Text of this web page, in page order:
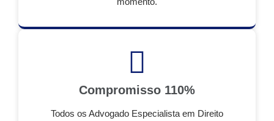
Compromisso 110%
Todos os Advogado Especialista em Direito